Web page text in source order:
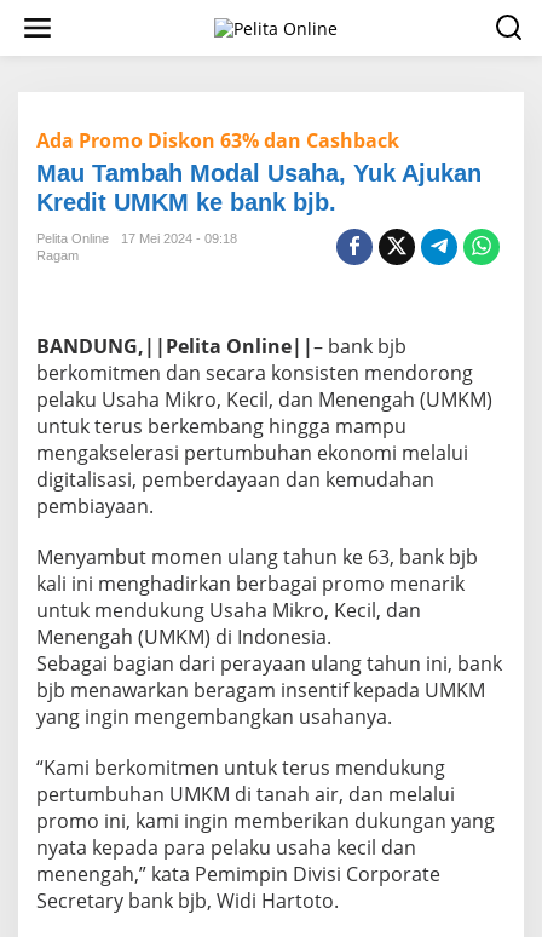
w
Ada Promo Diskon 63% dan Cashback
Mau Tambah Modal Usaha, Yuk Ajukan
Kredit UMKM ke bank bjb.
Pelita Online
17 Mei 2024 - 09:18
Ragam
BANDUNG,||Pelita Online||– bank bjb
berkomitmen dan secara konsisten mendorong
pelaku Usaha Mikro, Kecil, dan Menengah (UMKM)
untuk terus berkembang hingga mampu
mengakselerasi pertumbuhan ekonomi melalui
digitalisasi, pemberdayaan dan kemudahan
pembiayaan.
Menyambut momen ulang tahun ke 63, bank bjb
kali ini menghadirkan berbagai promo menarik
untuk mendukung Usaha Mikro, Kecil, dan
Menengah (UMKM) di Indonesia.
Sebagai bagian dari perayaan ulang tahun ini, bank
bjb menawarkan beragam insentif kepada UMKM
yang ingin mengembangkan usahanya.
“Kami berkomitmen untuk terus mendukung
pertumbuhan UMKM di tanah air, dan melalui
promo ini, kami ingin memberikan dukungan yang
nyata kepada para pelaku usaha kecil dan
menengah,” kata Pemimpin Divisi Corporate
Secretary bank bjb, Widi Hartoto.